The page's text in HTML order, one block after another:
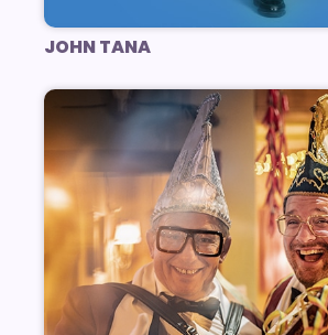
JOHN TANA